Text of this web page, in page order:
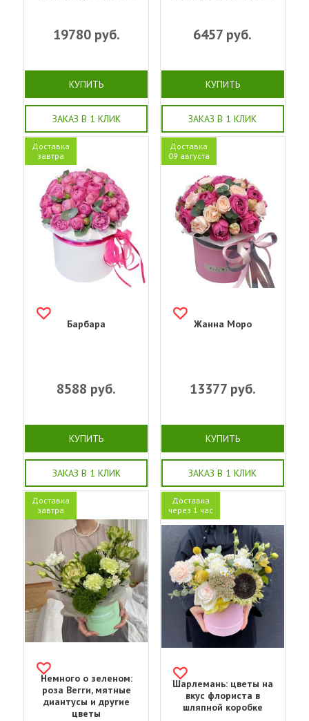
19780руб.
КУПИТЬ
ЗАКАЗ В 1 КЛИК
6457 руб.
КУПИТЬ
ЗАКАЗ В 1 КЛИК
Доставка
завтра
Барбара
8588 руб.
КУПИТЬ
ЗАКАЗ В 1 КЛИК
Доставка
09 августа
Жанна Моро
13377руб.
КУПИТЬ
ЗАКАЗ В 1 КЛИК
Доставка
завтра
Немного о зеленом:
роза Вегги, мятные
диантусы и другие
цветы
Доставка
через 1 час
Шарлемань: цветы на
вкус флориста в
шляпной коробке